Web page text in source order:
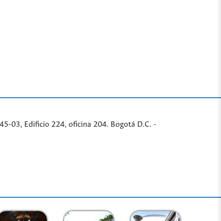
03, Edificio 224, oficina 204. Bogotá D.C. -